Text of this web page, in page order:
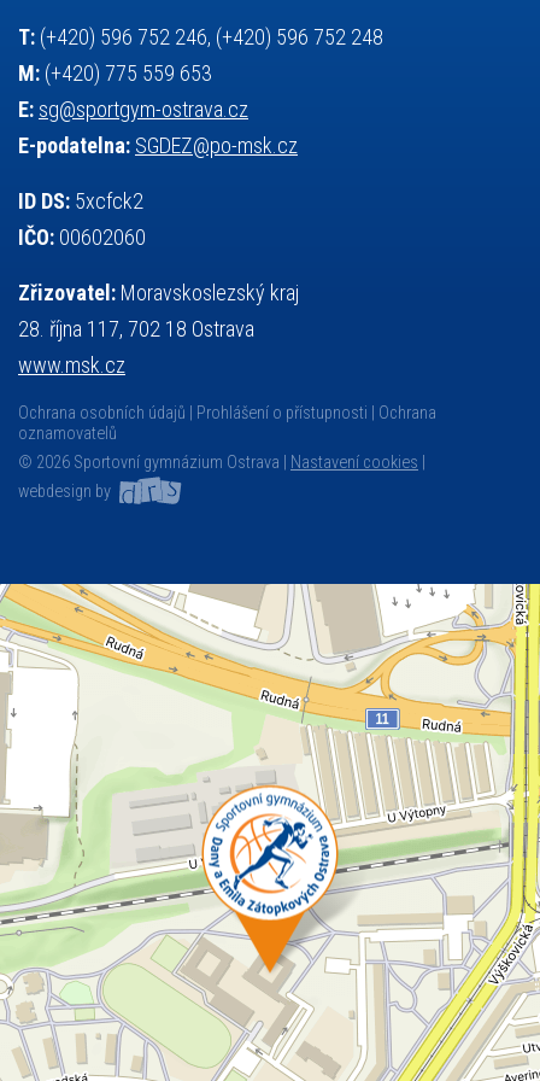
T: (+420) 596 752 246, (+420) 596 752 248
M: (+420) 775 559 653
E: sg@sportgym-ostrava.cz
E-podatelna: SGDEZ@po-msk.cz
ID DS: 5xcfck2
IČO: 00602060
Zřizovatel: Moravskoslezský kraj
28. října 117, 702 18 Ostrava
www.msk.cz
Ochrana osobních údajů Prohlášení o přístupnosti
Ochrana
oznamovatelů
© 2026 Sportovní gymnázium Ostrava |
Nastavení cookies
webdesign by